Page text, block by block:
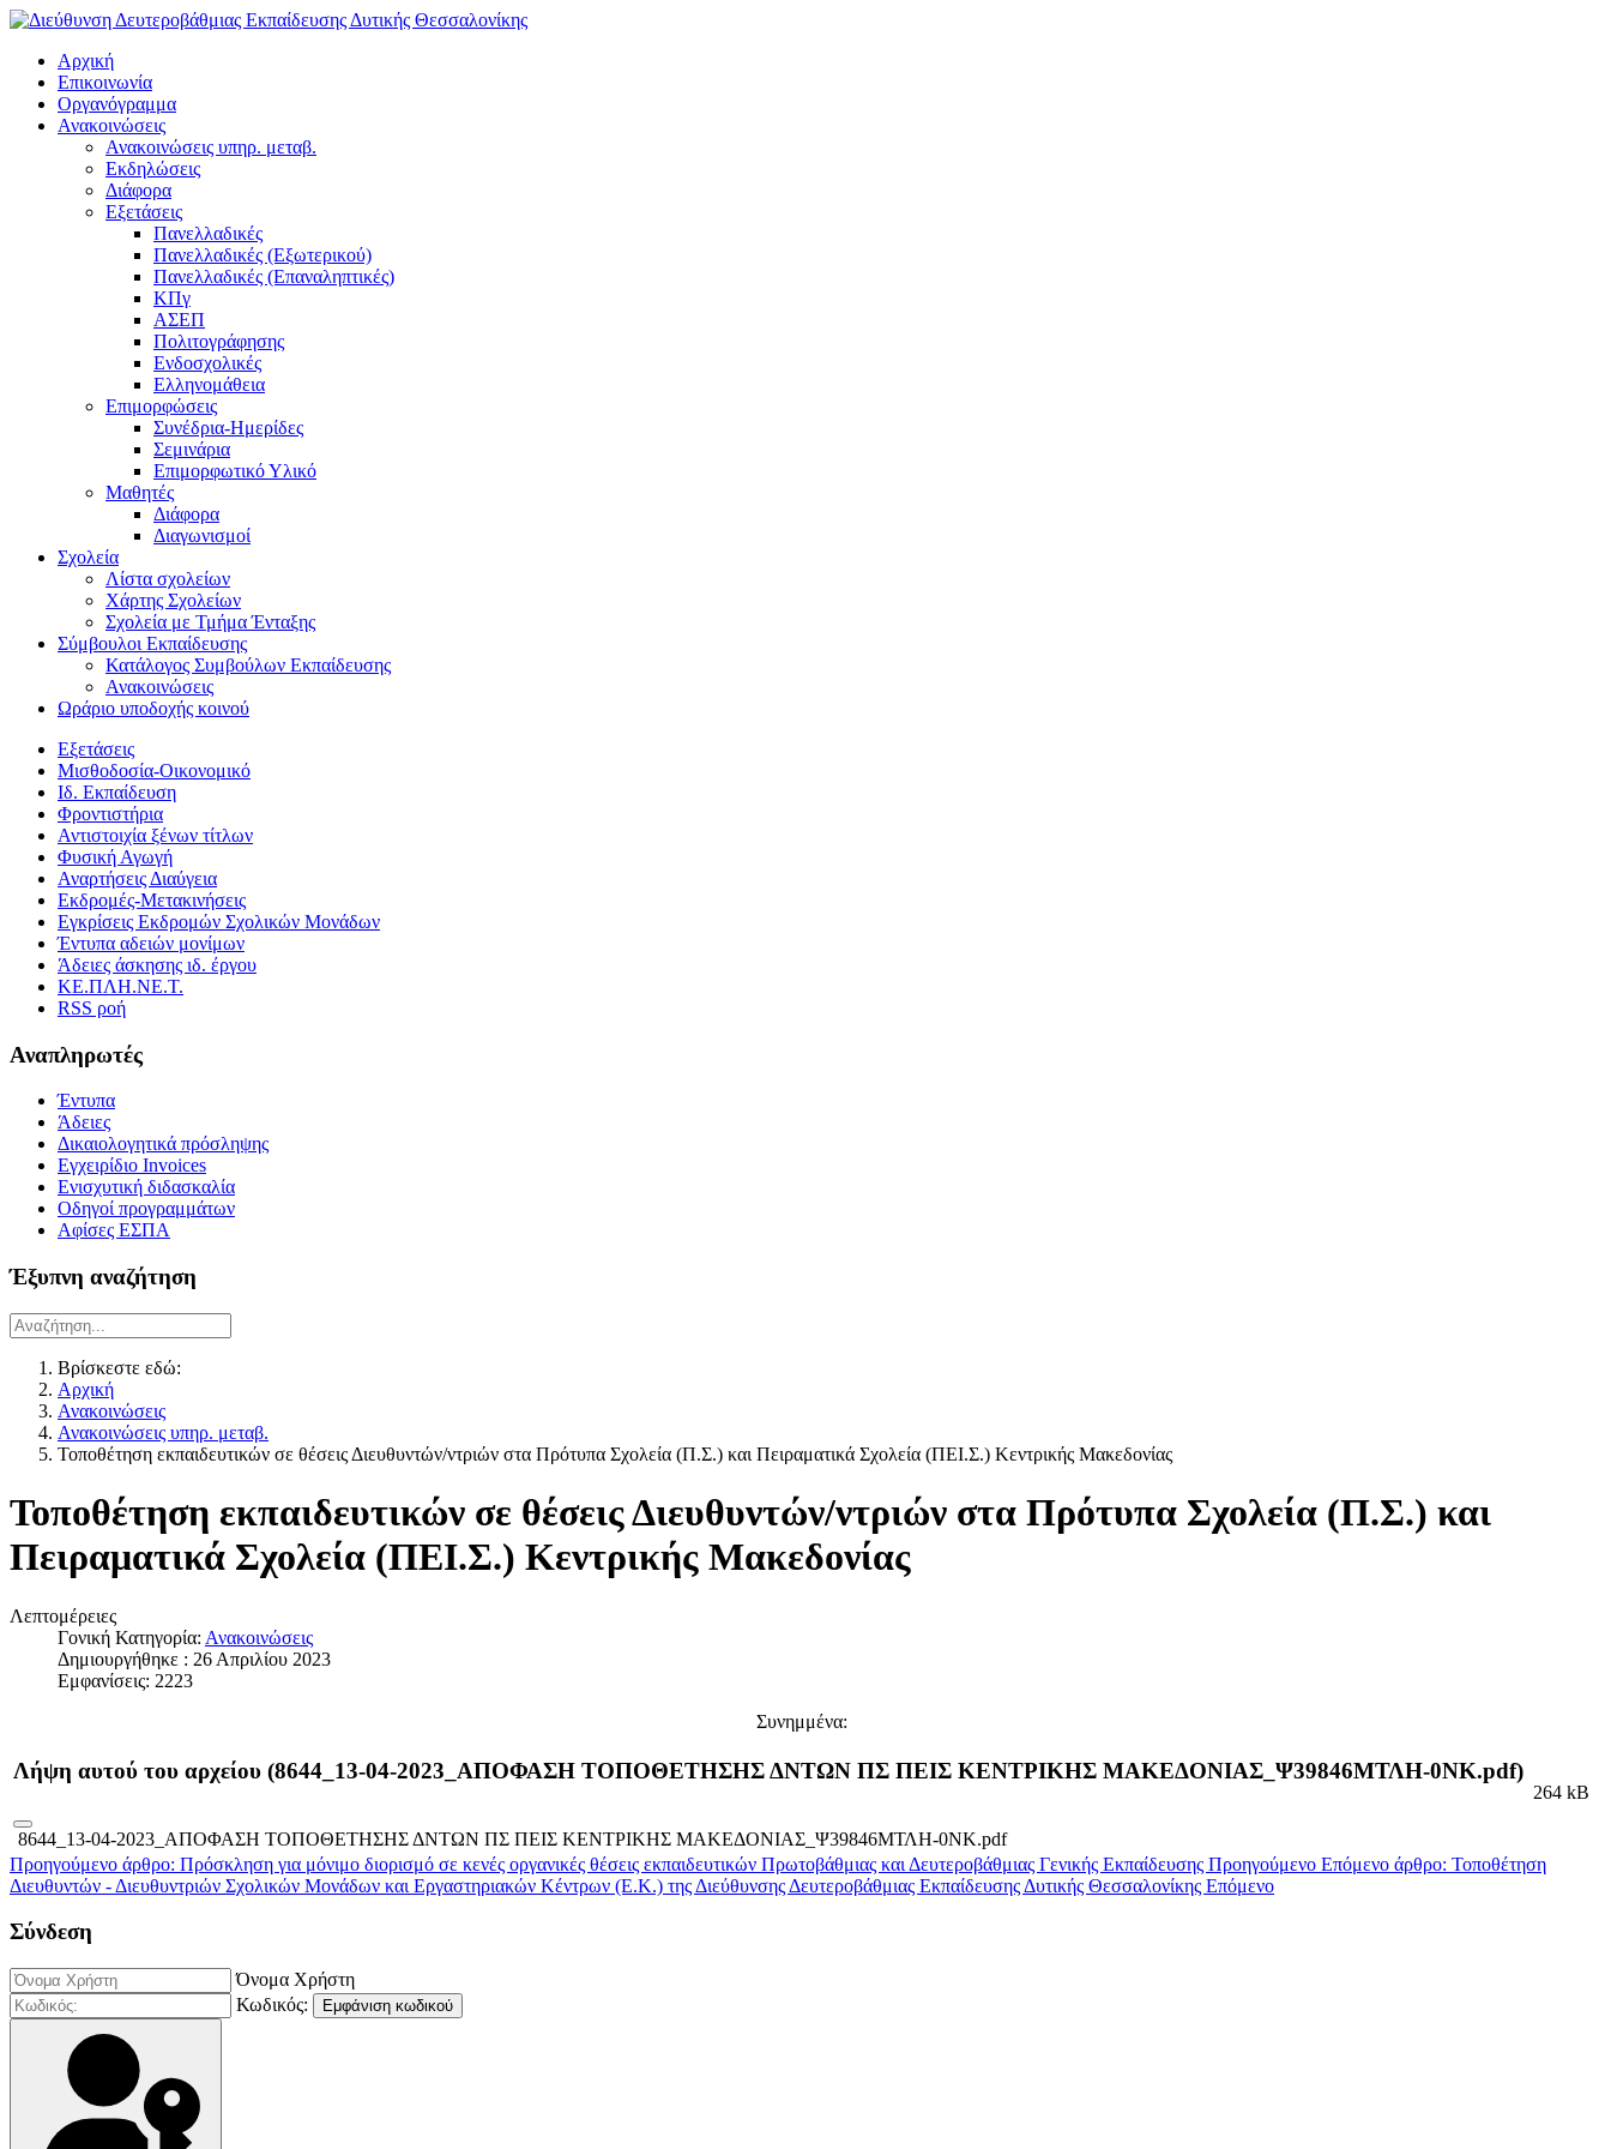
Αρχική
Επικοινωνία
Οργανόγραμμα
Ανακοινώσεις
Ανακοινώσεις υπηρ. μεταβ.
Εκδηλώσεις
Διάφορα
Εξετάσεις
Πανελλαδικές
Πανελλαδικές (Εξωτερικού)
Πανελλαδικές (Επαναληπτικές)
ΚΠγ
ΑΣΕΠ
Πολιτογράφησης
Ενδοσχολικές
Ελληνομάθεια
Επιμορφώσεις
Συνέδρια-Ημερίδες
Σεμινάρια
Επιμορφωτικό Υλικό
Μαθητές
Διάφορα
Διαγωνισμοί
Σχολεία
Λίστα σχολείων
Χάρτης Σχολείων
Σχολεία με Τμήμα Ένταξης
Σύμβουλοι Εκπαίδευσης
Κατάλογος Συμβούλων Εκπαίδευσης
Ανακοινώσεις
Ωράριο υποδοχής κοινού
Εξετάσεις
Μισθοδοσία-Οικονομικό
Ιδ. Εκπαίδευση
Φροντιστήρια
Αντιστοιχία ξένων τίτλων
Φυσική Αγωγή
Αναρτήσεις Διαύγεια
Εκδρομές-Μετακινήσεις
Εγκρίσεις Εκδρομών Σχολικών Μονάδων
Έντυπα αδειών μονίμων
Άδειες άσκησης ιδ. έργου
ΚΕ.ΠΛΗ.ΝΕ.Τ.
RSS ροή
Αναπληρωτές
Έντυπα
Άδειες
Δικαιολογητικά πρόσληψης
Εγχειρίδιο Invoices
Ενισχυτική διδασκαλία
Οδηγοί προγραμμάτων
Αφίσες ΕΣΠΑ
Έξυπνη αναζήτηση
Βρίσκεστε εδώ:
Αρχική
Ανακοινώσεις
Ανακοινώσεις υπηρ. μεταβ.
Τοποθέτηση εκπαιδευτικών σε θέσεις Διευθυντών/ντριών στα Πρότυπα Σχολεία (Π.Σ.) και Πειραματικά Σχολεία (ΠΕΙ.Σ.) Κεντρικής Μακεδονίας
Τοποθέτηση εκπαιδευτικών σε θέσεις Διευθυντών/ντριών στα Πρότυπα Σχολεία (Π.Σ.) και
Πειραματικά Σχολεία (ΠΕΙ.Σ.) Κεντρικής Μακεδονίας
Λεπτομέρειες
Γονική Κατηγορία: Ανακοινώσεις
Δημιουργήθηκε : 26 Απριλίου 2023
Εμφανίσεις: 2223
Συνημμένα:
Λήψη αυτού του αρχείου (8644_13-04-2023_ΑΠΟΦΑΣΗ ΤΟΠΟΘΕΤΗΣΗΣ ΔΝΤΩΝ ΠΣ ΠΕΙΣ ΚΕΝΤΡΙΚΗΣ ΜΑΚΕΔΟΝΙΑΣ_Ψ39846ΜΤΛΗ-0ΝΚ.pdf)
8644_13-04-2023_ΑΠΟΦΑΣΗ ΤΟΠΟΘΕΤΗΣΗΣ ΔΝΤΩΝ ΠΣ ΠΕΙΣ ΚΕΝΤΡΙΚΗΣ ΜΑΚΕΔΟΝΙΑΣ_Ψ39846ΜΤΛΗ-0ΝΚ.pdf
264 kB
Προηγούμενο άρθρο: Πρόσκληση για μόνιμο διορισμό σε κενές οργανικές θέσεις εκπαιδευτικών Πρωτοβάθμιας και Δευτεροβάθμιας Γενικής Εκπαίδευσης Προηγούμενο Επόμενο άρθρο: Τοποθέτηση
Διευθυντών - Διευθυντριών Σχολικών Μονάδων και Εργαστηριακών Κέντρων (Ε.Κ.) της Διεύθυνσης Δευτεροβάθμιας Εκπαίδευσης Δυτικής Θεσσαλονίκης Επόμενο
Σύνδεση
Όνομα Χρήστη
Κωδικός:
Εμφάνιση κωδικού